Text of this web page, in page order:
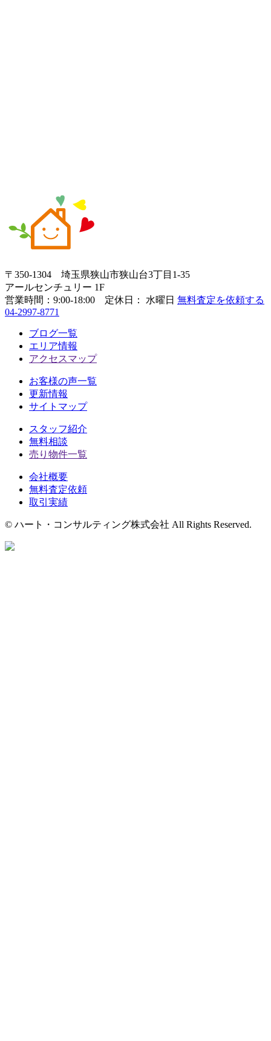
〒350-1304 埼玉県狭山市狭山台3丁目1-35
アールセンチュリー 1F
営業時間： 9:00-18:00 定休日： 水曜日 無料査定を依頼する
04-2997-8771
ブログ一覧
エリア情報
アクセスマップ
お客様の声一覧
更新情報
サイトマップ
スタッフ紹介
無料相談
売り物件一覧
会社概要
無料査定依頼
取引実績
© ハート・コンサルティング株式会社 All Rights Reserved.